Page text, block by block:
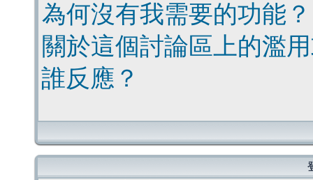
為何沒有我需要的功能？
關於這個討論區上的濫
誰反應？